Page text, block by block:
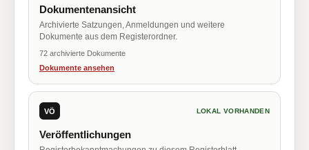
Dokumentenansicht
Archivierte Satzungen, Anmeldungen und weitere
Dokumente aus dem Registerordner.
72 archivierte Dokumente
Dokumente ansehen
VÖ LOKAL VORHANDEN
Veröffentlichungen